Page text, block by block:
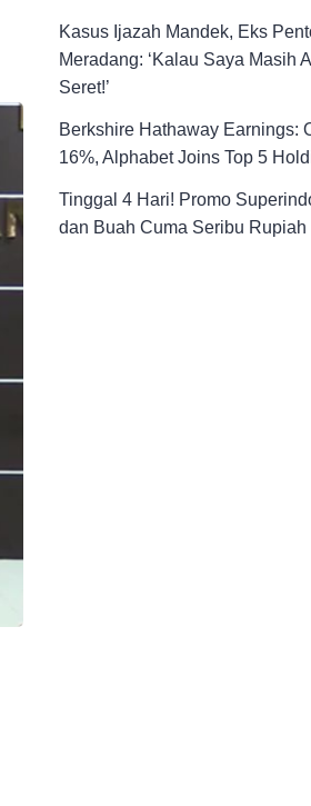
Kasus Ijazah Mandek, Eks
Meradang: ‘Kalau Saya Masih
Seret!’
Berkshire Hathaway Earnings:
16%, Alphabet Joins Top 5
Tinggal 4 Hari! Promo
dan Buah Cuma Seribu Rupiah